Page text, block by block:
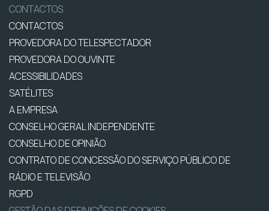
CONTACTOS
CONTACTOS
PROVEDORA DO TELESPECTADOR
PROVEDORA DO OUVINTE
ACESSIBILIDADES
SATÉLITES
A EMPRESA
CONSELHO GERAL INDEPENDENTE
CONSELHO DE OPINIÃO
CONTRATO DE CONCESSÃO DO SERVIÇO PÚBLICO DE
RÁDIO E TELEVISÃO
RGPD